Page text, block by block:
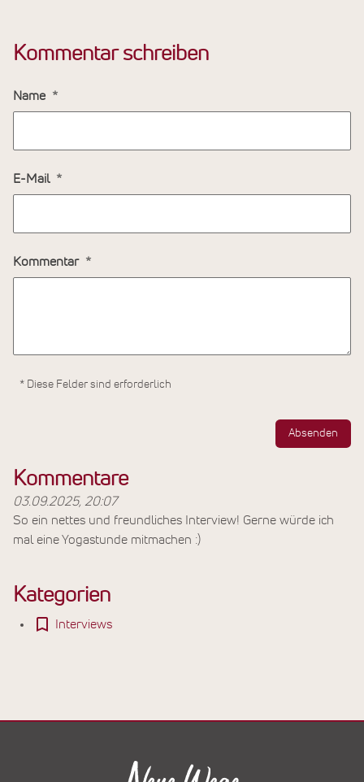
Kommentar schreiben
Name
E-Mail
Kommentar
* Diese Felder sind erforderlich
Absenden
Kommentare
03.09.2025, 20:07
So ein nettes und freundliches Interview! Gerne würde ich
mal eine Yogastunde mitmachen :)
Kategorien
Interviews